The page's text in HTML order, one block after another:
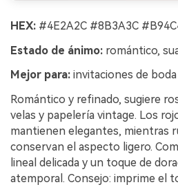
HEX: #4E2A2C #8B3A3C
Estado de ánimo: romántico,
Mejor para: invitaciones de boda
Romántico y refinado, sugiere
velas y papelería vintage. Los
mantienen elegantes, mientras
conservan el aspecto ligero.
lineal delicada y un toque de
atemporal. Consejo: imprime el